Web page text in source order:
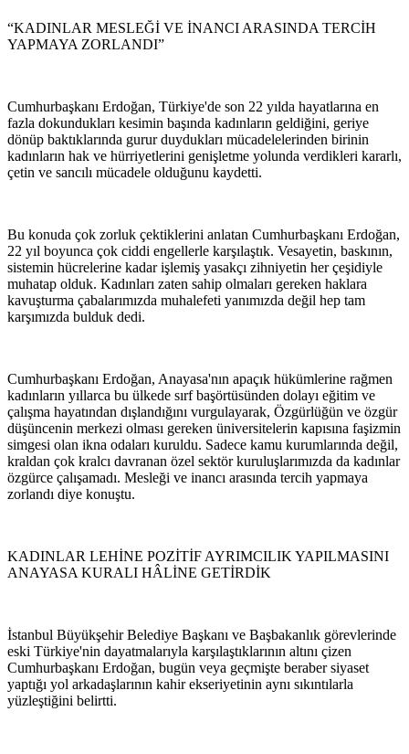
“KADINLAR MESLEĞİ VE İNANCI ARASINDA TERCİH
YAPMAYA ZORLANDI”
Cumhurbaşkanı Erdoğan, Türkiye'de son 22 yılda hayatlarına en
fazla dokundukları kesimin başında kadınların geldiğini, geriye
dönüp baktıklarında gurur duydukları mücadelelerinden birinin
kadınların hak ve hürriyetlerini genişletme yolunda verdikleri kararlı,
çetin ve sancılı mücadele olduğunu kaydetti.
Bu konuda çok zorluk çektiklerini anlatan Cumhurbaşkanı Erdoğan,
22 yıl boyunca çok ciddi engellerle karşılaştık. Vesayetin, baskının,
sistemin hücrelerine kadar işlemiş yasakçı zihniyetin her çeşidiyle
muhatap olduk. Kadınları zaten sahip olmaları gereken haklara
kavuşturma çabalarımızda muhalefeti yanımızda değil hep tam
karşımızda bulduk dedi.
Cumhurbaşkanı Erdoğan, Anayasa'nın apaçık hükümlerine rağmen
kadınların yıllarca bu ülkede sırf başörtüsünden dolayı eğitim ve
çalışma hayatından dışlandığını vurgulayarak, Özgürlüğün ve özgür
düşüncenin merkezi olması gereken üniversitelerin kapısına faşizmin
simgesi olan ikna odaları kuruldu. Sadece kamu kurumlarında değil,
kraldan çok kralcı davranan özel sektör kuruluşlarımızda da kadınlar
özgürce çalışamadı. Mesleği ve inancı arasında tercih yapmaya
zorlandı diye konuştu.
KADINLAR LEHİNE POZİTİF AYRIMCILIK YAPILMASINI
ANAYASA KURALI HÂLİNE GETİRDİK
İstanbul Büyükşehir Belediye Başkanı ve Başbakanlık görevlerinde
eski Türkiye'nin dayatmalarıyla karşılaştıklarının altını çizen
Cumhurbaşkanı Erdoğan, bugün veya geçmişte beraber siyaset
yaptığı yol arkadaşlarının kahir ekseriyetinin aynı sıkıntılarla
yüzleştiğini belirtti.